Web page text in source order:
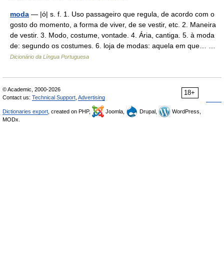
moda — |ó| s. f. 1. Uso passageiro que regula, de acordo com o
gosto do momento, a forma de viver, de se vestir, etc. 2. Maneira
de vestir. 3. Modo, costume, vontade. 4. Ária, cantiga. 5. à moda
de: segundo os costumes. 6. loja de modas: aquela em que… …
Dicionário da Língua Portuguesa
18+
© Academic, 2000-2026
Contact us: Technical Support Advertising
Dictionaries export , created on PHP, Joomla, Drupal,
WordPress,
MODx.